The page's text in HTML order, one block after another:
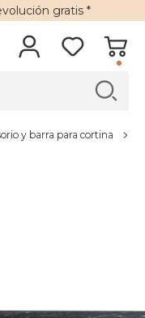
gratis*
y barra para cortina